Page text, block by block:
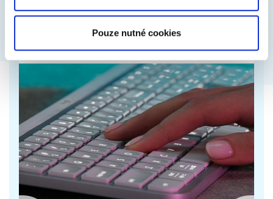
Pouze nutné cookies